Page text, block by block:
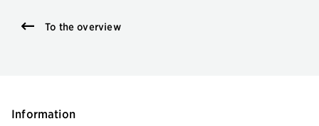
To the overview
Information